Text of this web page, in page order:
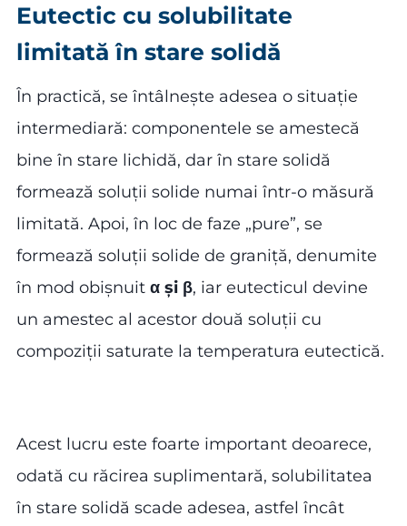
Eutectic cu solubilitate
limitată în stare solidă
În practică, se întâlnește adesea o situație
intermediară: componentele se amestecă
bine în stare lichidă, dar în stare solidă
formează soluții solide numai într-o măsură
limitată. Apoi, în loc de faze „pure”, se
formează soluții solide de graniță, denumite
în mod obișnuit α și β, iar eutecticul devine
un amestec al acestor două soluții cu
compoziții saturate la temperatura eutectică.
Acest lucru este foarte important deoarece,
odată cu răcirea suplimentară, solubilitatea
în stare solidă scade adesea, astfel încât